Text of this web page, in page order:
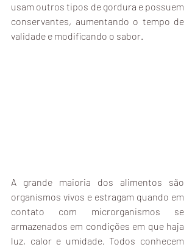
usam outros tipos de gordura e possuem
conservantes, aumentando o tempo de
validade e modificando o sabor.
A grande maioria dos alimentos são
organismos vivos e estragam quando em
contato com microrganismos se
armazenados em condições em que haja
luz, calor e umidade. Todos conhecem